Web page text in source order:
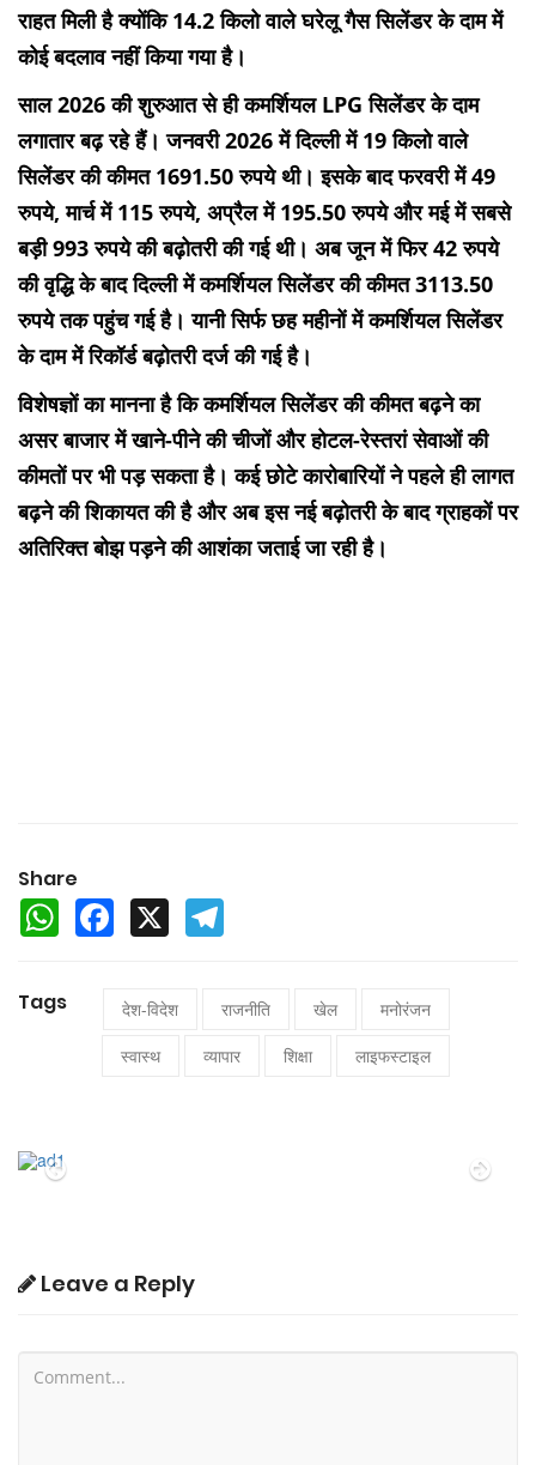
राहत मिली है क्योंकि 14.2 किलो वाले घरेलू गैस सिलेंडर के दाम में
कोई बदलाव नहीं किया गया है।
साल 2026 की शुरुआत से ही कमर्शियल LPG सिलेंडर के दाम
लगातार बढ़ रहे हैं। जनवरी 2026 में दिल्ली में 19 किलो वाले
सिलेंडर की कीमत 1691.50 रुपये थी। इसके बाद फरवरी में 49
रुपये, मार्च में 115 रुपये, अप्रैल में 195.50 रुपये और मई में सबसे
बड़ी 993 रुपये की बढ़ोतरी की गई थी। अब जून में फिर 42 रुपये
की वृद्धि के बाद दिल्ली में कमर्शियल सिलेंडर की कीमत 3113.50
रुपये तक पहुंच गई है। यानी सिर्फ छह महीनों में कमर्शियल सिलेंडर
के दाम में रिकॉर्ड बढ़ोतरी दर्ज की गई है।
विशेषज्ञों का मानना है कि कमर्शियल सिलेंडर की कीमत बढ़ने का
असर बाजार में खाने-पीने की चीजों और होटल-रेस्तरां सेवाओं की
कीमतों पर भी पड़ सकता है। कई छोटे कारोबारियों ने पहले ही लागत
बढ़ने की शिकायत की है और अब इस नई बढ़ोतरी के बाद ग्राहकों पर
अतिरिक्त बोझ पड़ने की आशंका जताई जा रही है।
Share
WhatsAppFacebook
X
Tags देश-विदेश राजनीति खेल मनोरंजन
स्वास्थ व्यापार शिक्षा लाइफस्टाइल
Previous
Leave a Reply